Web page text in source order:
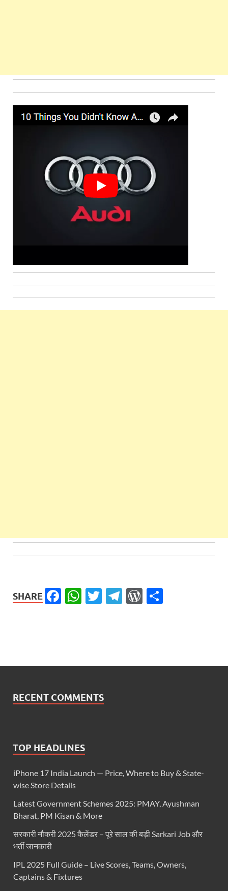
SHARE Facebook
WhatsApp
Twitter
Telegram
WordPress
RECENT COMMENTS
TOP HEADLINES
iPhone 17 India Launch — Price, Where to Buy & State-
wise Store Details
Latest Government Schemes 2025: PMAY, Ayushman
Bharat, PM Kisan & More
सरकारी नौकरी 2025 कैलेंडर – पूरे साल की बड़ी Sarkari Job और
भर्ती जानकारी
IPL 2025 Full Guide – Live Scores, Teams, Owners,
Captains & Fixtures